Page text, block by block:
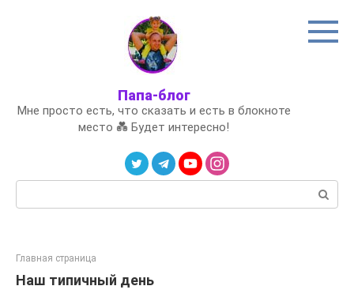
Папа-блог
Мне просто есть, что сказать и есть в блокноте
место 💑 Будет интересно!
Главная страница
Наш типичный день